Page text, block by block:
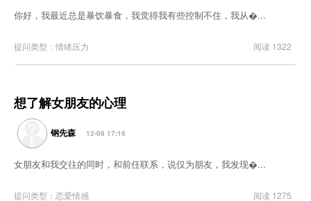
你好，我最近总是暴饮暴食，我觉得我有些控制不住，我从�...
提问类型：情绪压力 阅读 1322
想了解女朋友的心理
钢先森 12-08 17:16
女朋友和我交往的同时，和前任联系，说仅为朋友，我发现�...
提问类型：恋爱情感 阅读 1275